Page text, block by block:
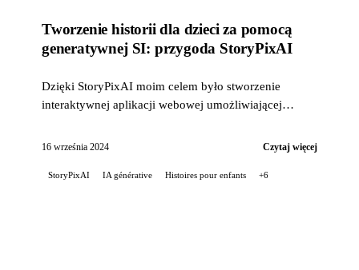
Tworzenie historii dla dzieci za pomocą
generatywnej SI: przygoda StoryPixAI
Dzięki StoryPixAI moim celem było stworzenie
interaktywnej aplikacji webowej umożliwiającej
wzbogaconych o ...
16 września 2024 Czytaj więcej
StoryPixAI IA générative Histoires pour enfants +6